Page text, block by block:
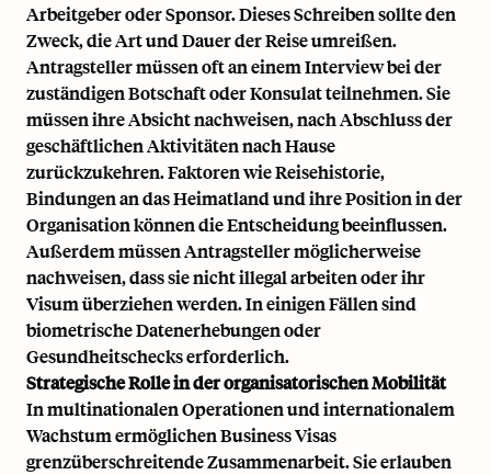
Arbeitgeber oder Sponsor. Dieses Schreiben sollte den
Zweck, die Art und Dauer der Reise umreißen.
Antragsteller müssen oft an einem Interview bei der
zuständigen Botschaft oder Konsulat teilnehmen. Sie
müssen ihre Absicht nachweisen, nach Abschluss der
geschäftlichen Aktivitäten nach Hause
zurückzukehren. Faktoren wie Reisehistorie,
Bindungen an das Heimatland und ihre Position in der
Organisation können die Entscheidung beeinflussen.
Außerdem müssen Antragsteller möglicherweise
nachweisen, dass sie nicht illegal arbeiten oder ihr
Visum überziehen werden. In einigen Fällen sind
biometrische Datenerhebungen oder
Gesundheitschecks erforderlich.
Strategische Rolle in der organisatorischen Mobilität
In multinationalen Operationen und internationalem
Wachstum ermöglichen Business Visas
grenzüberschreitende Zusammenarbeit. Sie erlauben